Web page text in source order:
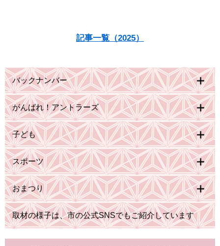
記事一覧（2025）
バックナンバー
がんばれ！アントラーズ
子ども
スポーツ
おまつり
取材の様子は、市の公式SNSでもご紹介しています